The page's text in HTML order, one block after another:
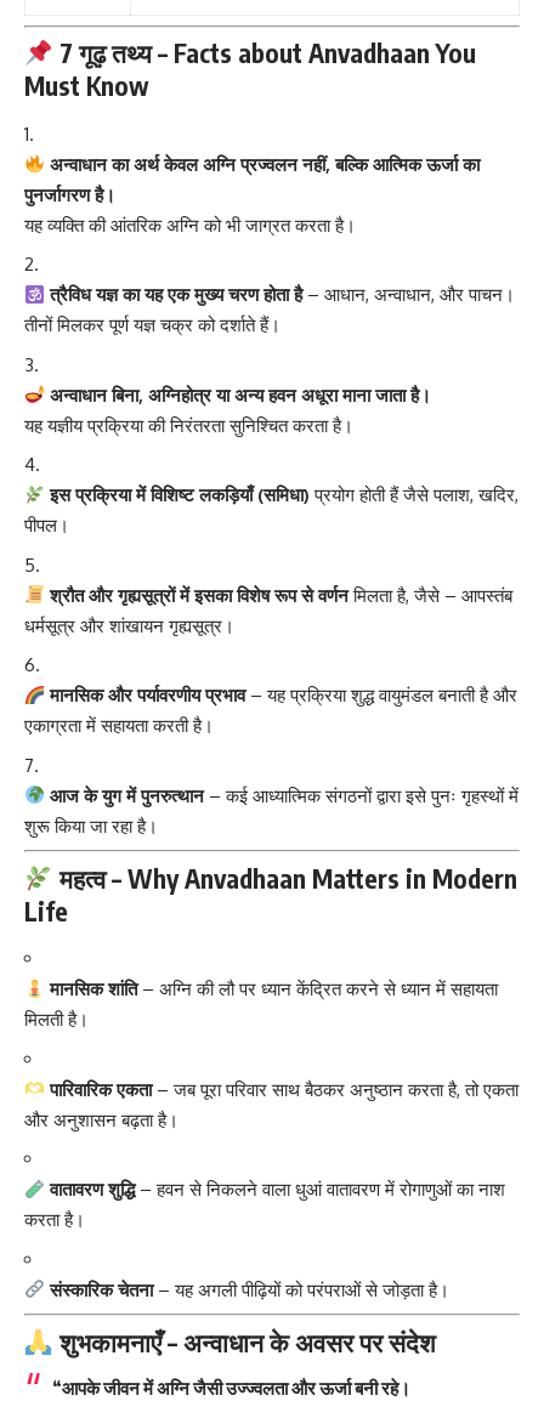
7 गूढ़ तथ्य – Facts about Anvadhaan You
Must Know
अन्वाधान का अर्थ केवल अग्नि प्रज्वलन नहीं, बल्कि आत्मिक ऊर्जा का
पुनर्जागरण है।
यह व्यक्ति की आंतरिक अग्नि को भी जाग्रत करता है।
त्रैविध यज्ञ का यह एक मुख्य चरण होता है– आधान, अन्वाधान, और पाचन।
तीनों मिलकर पूर्ण यज्ञ चक्र को दर्शाते हैं।
अन्वाधान बिना, अग्निहोत्र या अन्य हवन अधूरा माना जाता है।
यह यज्ञीय प्रक्रिया की निरंतरता सुनिश्चित करता है।
इस प्रक्रिया में विशिष्ट लकड़ियाँ (समिधा) प्रयोग होती हैं जैसे पलाश, खदिर,
पीपल।
श्रौत और गृह्यसूत्रों में इसका विशेष रूप से वर्णनमिलता है, जैसे – आपस्तंब
धर्मसूत्र और शांखायन गृह्यसूत्र।
मानसिक और पर्यावरणीय प्रभाव– यह प्रक्रिया शुद्ध वायुमंडल बनाती है और
एकाग्रता में सहायता करती है।
आज के युग में पुनरुत्थान– कई आध्यात्मिक संगठनों द्वारा इसे पुनः गृहस्थों में
शुरू किया जा रहा है।
महत्व – Why Anvadhaan Matters in Modern
Life
मानसिक शांति– अग्नि की लौ पर ध्यान केंद्रित करने से ध्यान में सहायता
मिलती है।
पारिवारिक एकता– जब पूरा परिवार साथ बैठकर अनुष्ठान करता है, तो एकता
और अनुशासन बढ़ता है।
वातावरण शुद्धि– हवन से निकलने वाला धुआं वातावरण में रोगाणुओं का नाश
करता है।
संस्कारिक चेतना– यह अगली पीढ़ियों को परंपराओं से जोड़ता है।
शुभकामनाएँ – अन्वाधान के अवसर पर संदेश
“आपके जीवन में अग्नि जैसी उज्ज्वलता और ऊर्जा बनी रहे।